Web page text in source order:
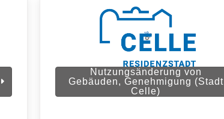
Nutzungsänderung von
Gebäuden, Genehmigung (Stadt
Celle)